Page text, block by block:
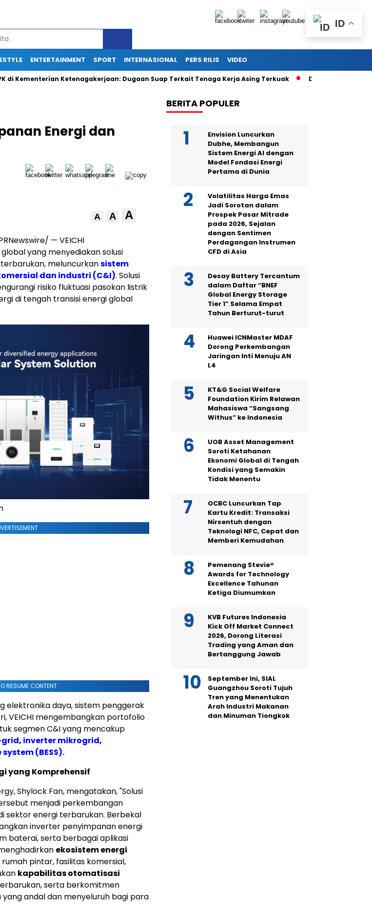
ENTERTAINMENT SPORT INTERNASIONAL PERS RILIS VIDEO
Ketenagakerjaan: Dugaan Suap Terkait Tenaga Kerja Asing Terkuak Drama di Balik Sidang
Energi dan
A A A
— VEICHI
yang menyediakan solusi
meluncurkansistem
dan industri (C&I). Solusi
risiko fluktuasi pasokan listrik
di tengah transisi energi global
RESUME CONTENT
elektronika daya, sistem penggerak
VEICHI mengembangkan portofolio
segmen C&I yang mencakup
, inverter mikrogrid,
(BESS).
yang Komprehensif
Shylock Fan, mengatakan, "Solusi
menjadi perkembangan
sektor energi terbarukan. Berbekal
inverter penyimpanan energi
baterai, serta berbagai aplikasi
ekosistem energi
pintar, fasilitas komersial,
kapabilitas otomatisasi
serta berkomitmen
yang andal dan menyeluruh bagi para
BERITA POPULER
Envision Luncurkan
Dubhe, Membangun
Sistem Energi AI dengan
Model Fondasi Energi
Pertama di Dunia
Volatilitas Harga Emas
Jadi Sorotan dalam
Prospek Pasar Mitrade
pada 2026, Sejalan
dengan Sentimen
Perdagangan Instrumen
CFD di Asia
Desay Battery Tercantum
dalam Daftar “BNEF
Global Energy Storage
Tier 1” Selama Empat
Tahun Berturut-turut
Huawei ICNMaster MDAF
Dorong Perkembangan
Jaringan Inti Menuju AN
L4
KT&G Social Welfare
Foundation Kirim Relawan
Mahasiswa “Sangsang
Withus” ke Indonesia
UOB Asset Management
Soroti Ketahanan
Ekonomi Global di Tengah
Kondisi yang Semakin
Tidak Menentu
OCBC Luncurkan Tap
Kartu Kredit: Transaksi
Nirsentuh dengan
Teknologi NFC, Cepat dan
Memberi Kemudahan
Pemenang Stevie®
Awards for Technology
Excellence Tahunan
Ketiga Diumumkan
KVB Futures Indonesia
Kick Off Market Connect
2026, Dorong Literasi
Trading yang Aman dan
Bertanggung Jawab
September Ini, SIAL
Guangzhou Soroti Tujuh
Tren yang Menentukan
Arah Industri Makanan
dan Minuman Tiongkok
ID